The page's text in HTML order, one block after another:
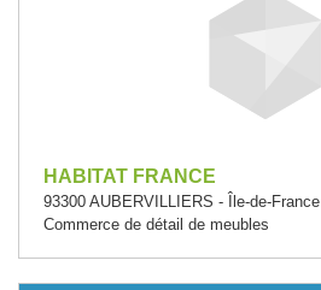
HABITAT FRANCE
93300 AUBERVILLIERS - Île-de-France
Commerce de détail de meubles